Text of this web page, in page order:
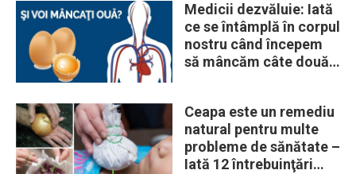
Medicii dezvăluie: Iată
ce se întâmplă în corpul
nostru când începem
să mâncăm câte două
Ceapa este un remediu
natural pentru multe
probleme de sănătate –
Iată 12 întrebuinţări